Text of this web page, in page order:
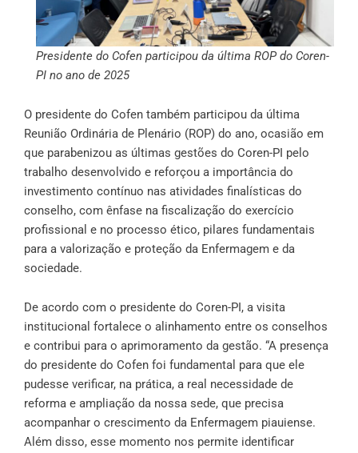
Presidente do Cofen participou da última ROP do Coren-
PI no ano de 2025
O presidente do Cofen também participou da última
Reunião Ordinária de Plenário (ROP) do ano, ocasião em
que parabenizou as últimas gestões do Coren-PI pelo
trabalho desenvolvido e reforçou a importância do
investimento contínuo nas atividades finalísticas do
conselho, com ênfase na fiscalização do exercício
profissional e no processo ético, pilares fundamentais
para a valorização e proteção da Enfermagem e da
sociedade.
De acordo com o presidente do Coren-PI, a visita
institucional fortalece o alinhamento entre os conselhos
e contribui para o aprimoramento da gestão. “A presença
do presidente do Cofen foi fundamental para que ele
pudesse verificar, na prática, a real necessidade de
reforma e ampliação da nossa sede, que precisa
acompanhar o crescimento da Enfermagem piauiense.
Além disso, esse momento nos permite identificar